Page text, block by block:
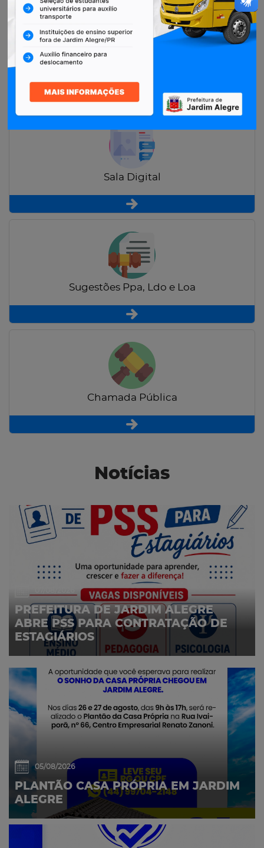
Restituição de Contribuintes
Sala Digital
Sugestões Ppa, Ldo e Loa
Chamada Pública
Notícias
PREFEITURA DE JARDIM ALEGRE
ABRE PSS PARA CONTRATAÇÃO DE
ESTAGIÁRIOS
05/08/2026
PLANTÃO CASA PRÓPRIA EM JARDIM
ALEGRE